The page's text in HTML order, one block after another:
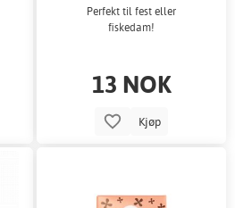
Perfekt til fest eller
fiskedam!
13 NOK
Kjøp